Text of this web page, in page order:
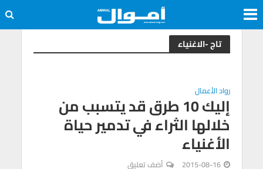
تاج -الاغنياء
رواد الأعمال
إليك 10 طرق قد يتسبب من
خلالها الثراء في تدمير حياة
الأغنياء
2015-08-16 أضف تعليق